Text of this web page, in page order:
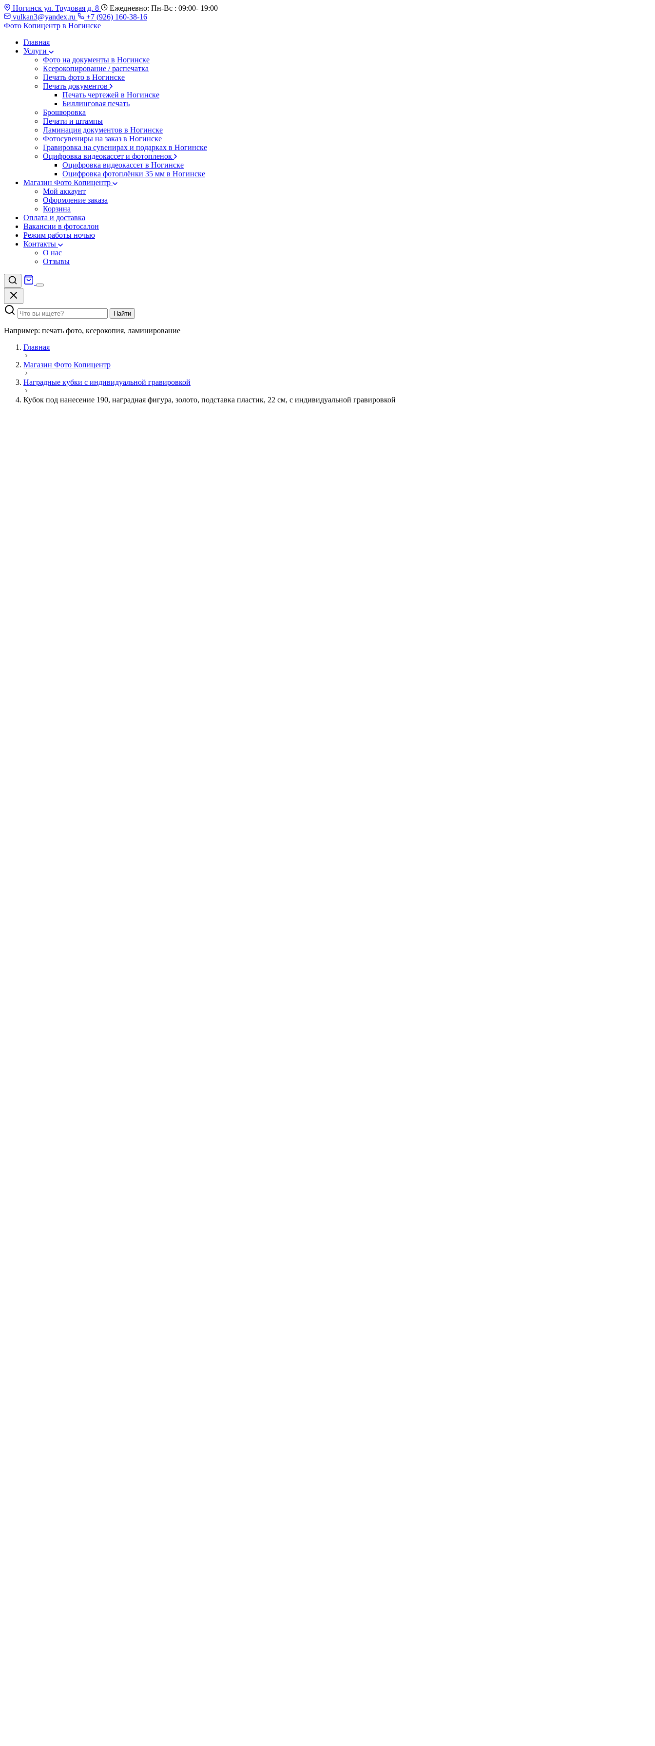
Ногинск ул. Трудовая д. 8
Ежедневно: Пн-Вс : 09:00- 19:00
vulkan3@yandex.ru
+7 (926) 160-38-16
Фото Копицентр в Ногинске
Главная
Услуги
Фото на документы в Ногинске
Ксерокопирование / распечатка
Печать фото в Ногинске
Печать документов
Печать чертежей в Ногинске
Биллинговая печать
Брошюровка
Печати и штампы
Ламинация документов в Ногинске
Фотосувениры на заказ в Ногинске
Гравировка на сувенирах и подарках в Ногинске
Оцифровка видеокассет и фотопленок
Оцифровка видеокассет в Ногинске
Оцифровка фотоплёнки 35 мм в Ногинске
Магазин Фото Копицентр
Мой аккаунт
Оформление заказа
Корзина
Оплата и доставка
Вакансии в фотосалон
Режим работы ночью
Контакты
О нас
Отзывы
Найти
Например: печать фото, ксерокопия, ламинирование
Главная
Магазин Фото Копицентр
Наградные кубки с индивидуальной гравировкой
Кубок под нанесение 190, наградная фигура, золото, подставка пластик, 22 см, с индивидуальной гравировкой